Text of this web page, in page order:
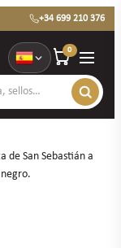
+34 699 210 376
0
de San Sebastián a